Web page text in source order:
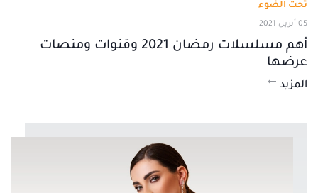
تحت الضوء
05 أبريل 2021
أهم مسلسلات رمضان 2021 وقنوات ومنصات
عرضها
المزيد